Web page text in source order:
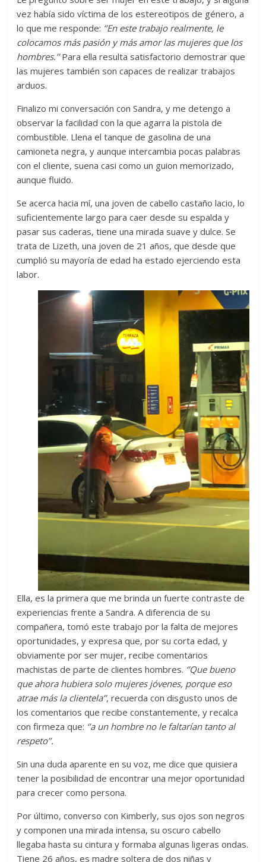
vez había sido víctima de los estereotipos de género, a
lo que me responde: ‘’En este trabajo realmente, le
colocamos más pasión y más amor las mujeres que los
hombres.’’Para ella resulta satisfactorio demostrar que
las mujeres también son capaces de realizar trabajos
arduos.
Finalizo mi conversación con Sandra, y me detengo a
observar la facilidad con la que agarra la pistola de
combustible. Llena el tanque de gasolina de una
camioneta negra, y aunque intercambia pocas palabras
con el cliente, suena casi como un guion memorizado,
aunque fluido.
Se acerca hacia mí, una joven de cabello castaño lacio, lo
suficientemente largo para caer desde su espalda y
pasar sus caderas, tiene una mirada suave y dulce. Se
trata de Lizeth, una joven de 21 años, que desde que
cumplió su mayoría de edad ha estado ejerciendo esta
labor.
Ella, es la primera que me brinda un fuerte contraste de
experiencias frente a Sandra. A diferencia de su
compañera, tomó este trabajo por la falta de mejores
oportunidades, y expresa que, por su corta edad, y
obviamente por ser mujer, recibe comentarios
machistas de parte de clientes hombres. ‘’Que bueno
que ahora hubiera solo mujeres jóvenes, porque eso
atrae más la clientela’’, recuerda con disgusto unos de
los comentarios que recibe constantemente, y recalca
con firmeza que: ‘’a un hombre no le faltarían tanto al
respeto’’.
Sin una duda aparente en su voz, me dice que quisiera
tener la posibilidad de encontrar una mejor oportunidad
para crecer como persona.
Por último, converso con Kimberly, sus ojos son negros
y componen una mirada intensa, su oscuro cabello
llegaba hasta su cintura y formaba algunas ligeras ondas.
Tiene 26 años, es madre soltera de dos niñas y